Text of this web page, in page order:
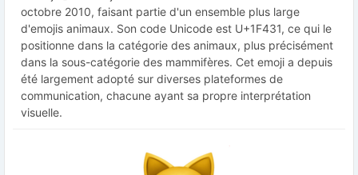
octobre 2010, faisant partie d'un ensemble plus large
d'emojis animaux. Son code Unicode est U+1F431, ce qui le
positionne dans la catégorie des animaux, plus précisément
dans la sous-catégorie des mammifères. Cet emoji a depuis
été largement adopté sur diverses plateformes de
communication, chacune ayant sa propre interprétation
visuelle.